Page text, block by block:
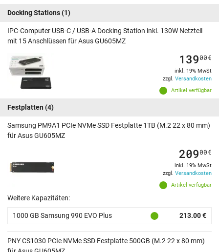
Docking Stations(1)
IPC-Computer USB-C / USB-A Docking Station inkl. 130W Netzteil
mit 15 Anschlüssen für Asus GU605MZ
Artikel verfügbar
13900€
inkl. 19% MwSt
zzgl. Versandkosten
Festplatten (4)
Samsung PM9A1 PCIe NVMe SSD Festplatte 1TB (M.2 22 x 80 mm)
für Asus GU605MZ
Artikel verfügbar
20900€
inkl. 19% MwSt
zzgl. Versandkosten
Weitere Kapazitäten:
1000 GB Samsung 990 EVO Plus 213.00 €
PNY CS1030 PCIe NVMe SSD Festplatte 500GB (M.2 22 x 80 mm)